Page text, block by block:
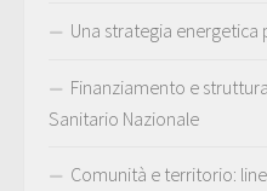
Una strategia energetica
Finanziamento e
Sanitario Nazionale
Comunità e territorio: